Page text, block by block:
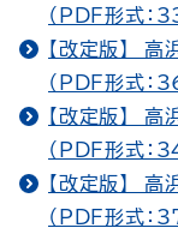
（PDF形式：
【改定版】 高
（PDF形式：
【改定版】 高
（PDF形式：
【改定版】 高
（PDF形式：